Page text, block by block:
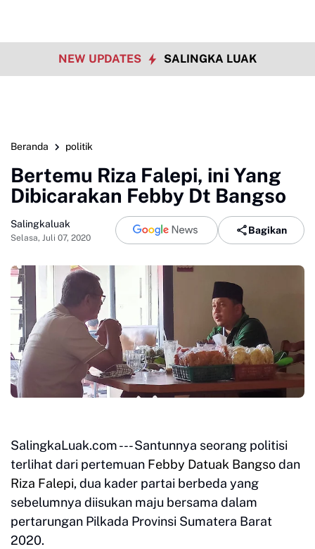
NEW UPDATES SALINGKA LUAK
Beranda politik
Bertemu Riza Falepi, ini Yang
Dibicarakan Febby Dt Bangso
Salingkaluak
Selasa, Juli 07, 2020
Bagikan
SalingkaLuak.com --- Santunnya seorang politisi
terlihat dari pertemuan Febby Datuak Bangsodan
Riza Falepi, dua kader partai berbeda yang
sebelumnya diisukan maju bersama dalam
pertarungan Pilkada Provinsi Sumatera Barat
2020.